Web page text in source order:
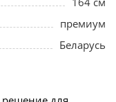
премиум
Беларусь